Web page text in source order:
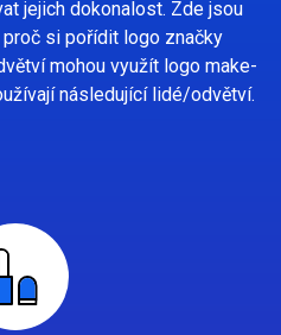
jejich dokonalost. Zde jsou
si pořídit logo značky
mohou využít logo make-
následující lidé/odvětví.